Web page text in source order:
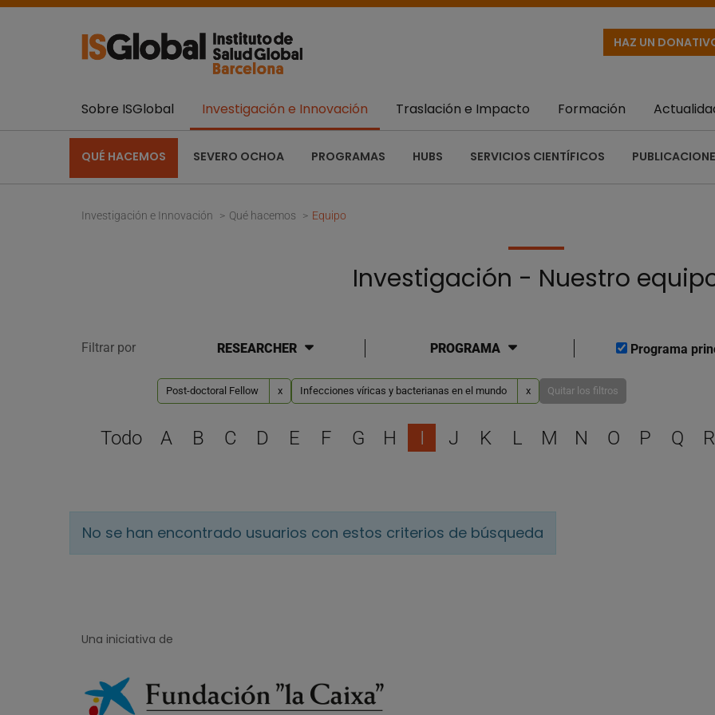
HAZ UN
Sobre ISGlobal Investigación e Innovación
QUÉ HACEMOS SEVERO OCHOA PROGRAMAS HUBS SERVICIOS CIENTÍFICOS
Traslación e Impacto Formación
Investigación e Innovación Qué hacemos Equipo
Investigación - Nuestro
Filtrar por RESEARCHER PROGRAMA Programa
Post-doctoral Fellow x Infecciones víricas y bacterianas en el mundo x Quitar los filtros
Selecciona una letra
Todo A B C D E F G H I J K L M N O P Q R
No se han encontrado usuarios con estos criterios de búsqueda
Una iniciativa de